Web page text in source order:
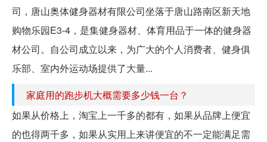
司，唐山奥体健身器材有限公司坐落于唐山路南区新天地
购物乐园E3-4，是集健身器材、体育用品于一体的健身器
材公司。自公司成立以来，为广大的个人消费者、健身俱
乐部、室内外运动场提供了大量...
家庭用的跑步机大概需要多少钱一台？
如果从价格上，淘宝上一千多的都有，如果从品牌上便宜
的也得两千多，如果从实用上来讲便宜的不一定能满足需